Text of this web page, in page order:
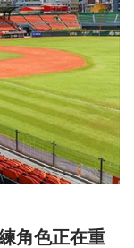
角色正在重